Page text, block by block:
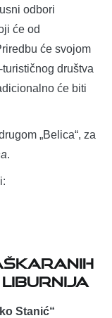
odbori
će od
će svojom
društva
će biti
„Belica“, za
.
Stanić“